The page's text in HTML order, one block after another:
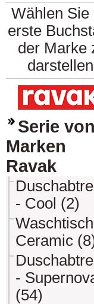
Wählen Sie
erste
der Marke
Serie von
Marken
Ravak
- Cool (2)
Ceramic
-
(54)